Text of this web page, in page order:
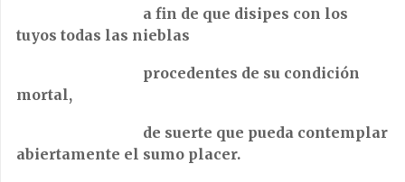
a fin de que disipes con los
tuyos todas las nieblas
procedentes de su condición
mortal,
de suerte que pueda contemplar
abiertamente el sumo placer.